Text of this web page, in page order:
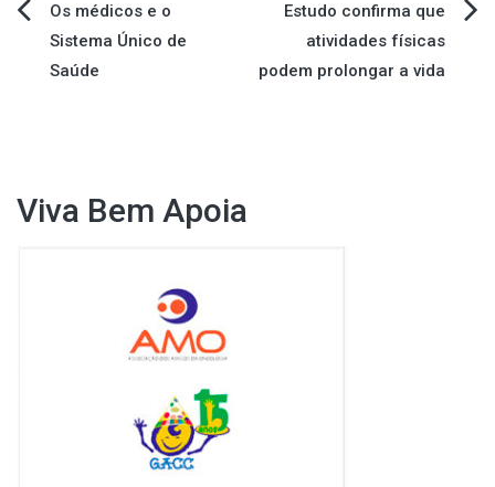
Navegação
de
Os médicos e o
Sistema Único de
Saúde
Estudo confirma que
atividades físicas
podem prolongar a vida
Viva Bem Apoia